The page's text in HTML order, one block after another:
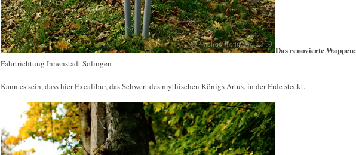
Das renovierte Wappen:
Fahrtrichtung Innenstadt Solingen
Kann es sein, dass hier Excalibur, das Schwert des mythischen Königs Artus, in der Erde steckt.